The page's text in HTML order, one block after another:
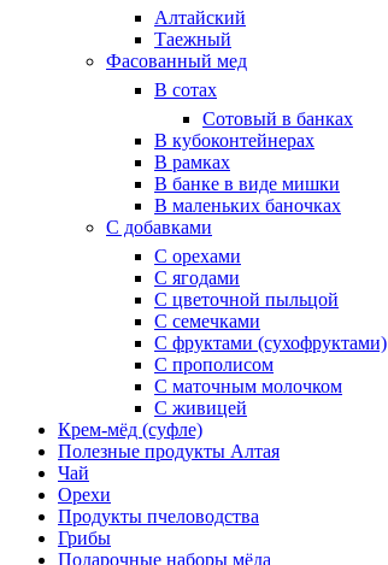
Алтайский
Таежный
Фасованный мед
В сотах
Сотовый в банках
В кубоконтейнерах
В рамках
В банке в виде мишки
В маленьких баночках
С добавками
С орехами
С ягодами
С цветочной пыльцой
С семечками
С фруктами (сухофруктами)
С прополисом
С маточным молочком
С живицей
Крем-мёд (суфле)
Полезные продукты Алтая
Чай
Орехи
Продукты пчеловодства
Грибы
Подарочные наборы мёда